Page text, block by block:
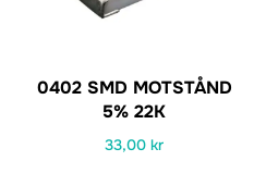
0402 SMD MOTSTÅND
5% 22K
33,00kr